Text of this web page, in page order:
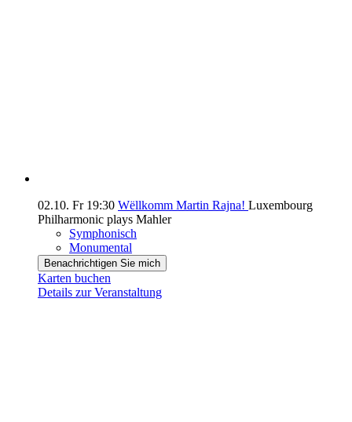
02.10. Fr 19:30 Wëllkomm Martin Rajna! Luxembourg
Philharmonic plays Mahler
Symphonisch
Monumental
Benachrichtigen Sie mich
Karten buchen
Details zur Veranstaltung